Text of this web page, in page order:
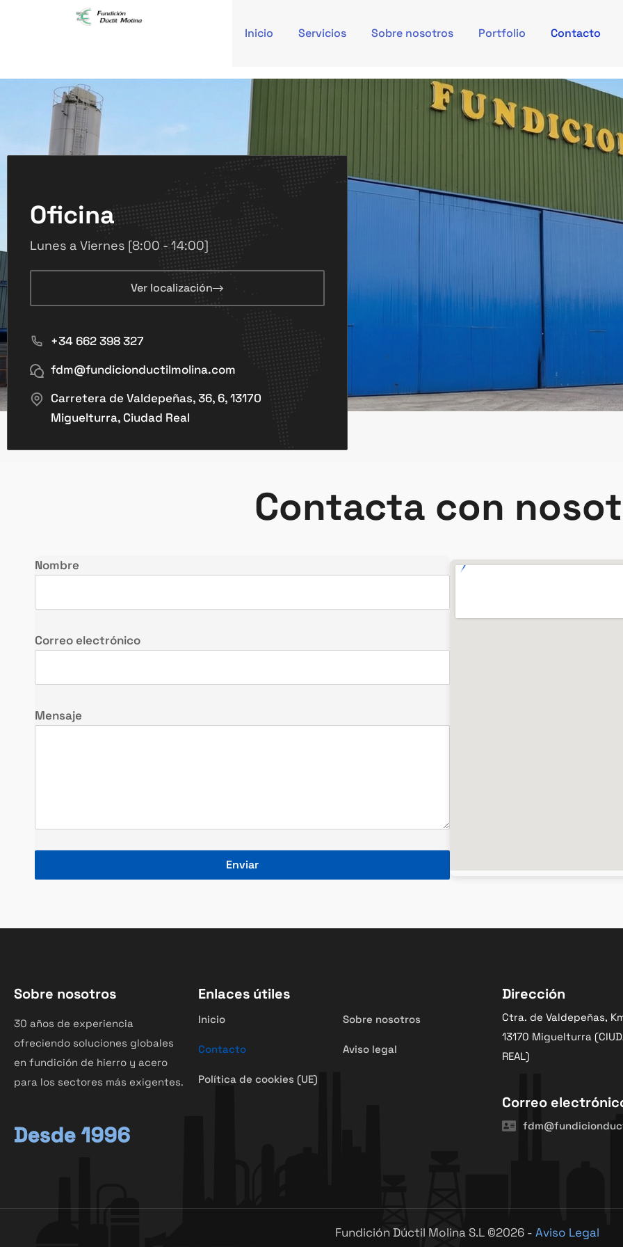
Inicio Servicios Sobre nosotros Portfolio Contacto
Oficina
Lunes a Viernes [8:00 - 14:00]
Ver localización
+34 662 398 327
fdm@fundicionductilmolina.com
Carretera de Valdepeñas, 36, 6, 13170
Miguelturra, Ciudad Real
Contacta con
Nombre
Correo electrónico
Mensaje
Sobre nosotros
30 años de experiencia
ofreciendo soluciones globales
en fundición de hierro y acero
para los sectores más exigentes.
Desde 1996
Enlaces útiles
Inicio Sobre nosotros
Contacto Aviso legal
Política de cookies (UE)
Dirección
Ctra. de Valdepeñas,
13170 Miguelturra
REAL)
Correo
Fundición Dúctil Molina S.L ©2026 - Aviso Legal